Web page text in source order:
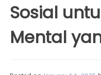
Sosial
Mental